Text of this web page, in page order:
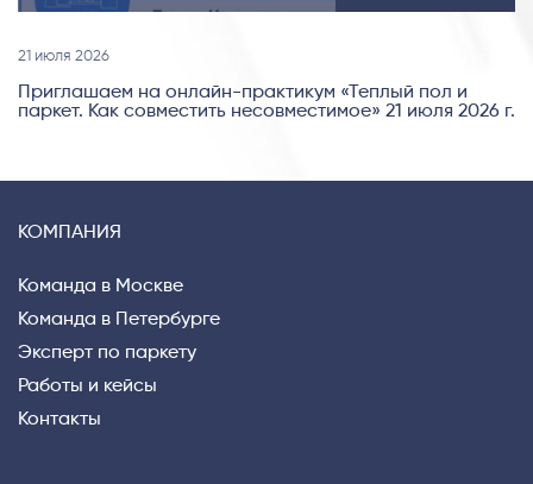
21 июля 2026
Приглашаем на онлайн-практикум «Теплый пол и
паркет. Как совместить несовместимое» 21 июля 2026 г.
КОМПАНИЯ
Команда в Москве
Команда в Петербурге
Эксперт по паркету
Работы и кейсы
Контакты